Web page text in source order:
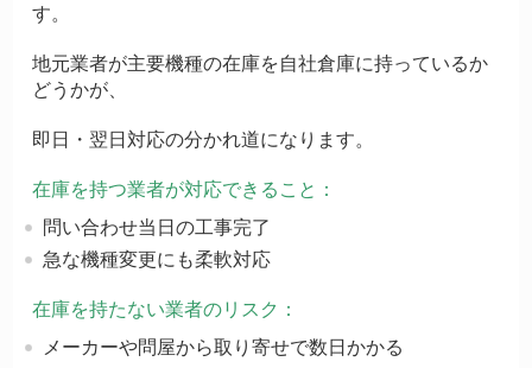
す。
地元業者が主要機種の在庫を自社倉庫に持っているか
どうかが、
即日・翌日対応の分かれ道になります。
在庫を持つ業者が対応できること：
問い合わせ当日の工事完了
急な機種変更にも柔軟対応
在庫を持たない業者のリスク：
メーカーや問屋から取り寄せで数日かかる